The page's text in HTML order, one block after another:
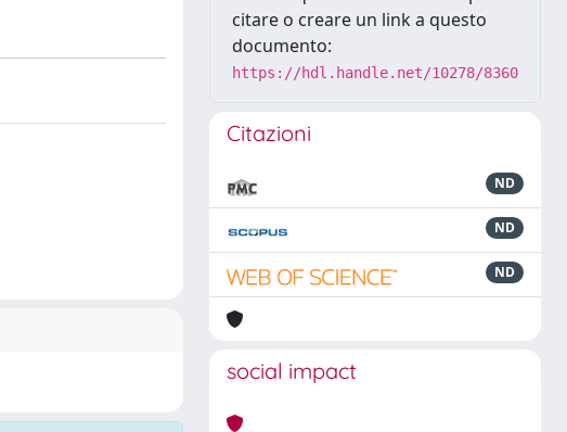
citare o creare un link a questo
documento:
https://hdl.handle.net/10278/8360
Citazioni
ND
ND
ND
social impact